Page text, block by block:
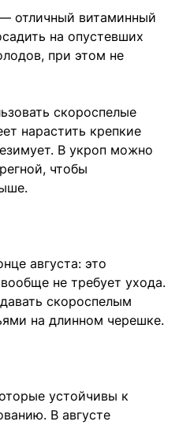
отличный витаминный
на опустевших
при этом не
скороспелые
нарастить крепкие
В укроп можно
чтобы
августа: это
не требует ухода.
скороспелым
на длинном черешке.
устойчивы к
В августе